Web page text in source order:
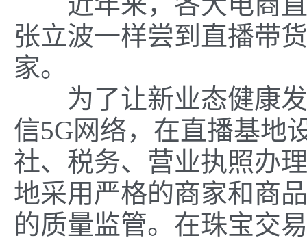
张立波一样尝到直播带
家。
为了让新业态健康发
信5G网络，在直播基地
社、税务、营业执照办
地采用严格的商家和商
的质量监管。在珠宝交